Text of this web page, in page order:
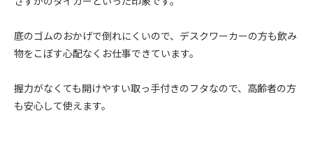
底のゴムのおかげで倒れにくいので、デスクワーカーの方も飲み
物をこぼす心配なくお仕事できています。
握力がなくても開けやすい取っ手付きのフタなので、高齢者の方
も安心して使えます。